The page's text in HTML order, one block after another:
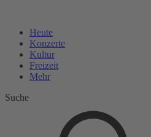
Heute
Konzerte
Kultur
Freizeit
Mehr
Suche